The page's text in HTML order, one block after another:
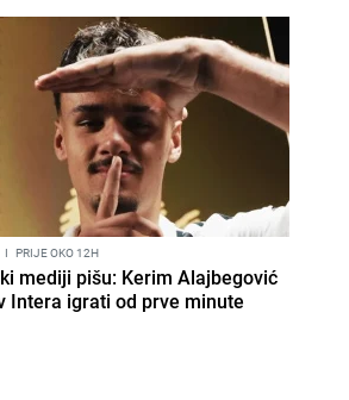
I PRIJE OKO 12H
mediji pišu: Kerim Alajbegović
Intera igrati od prve minute